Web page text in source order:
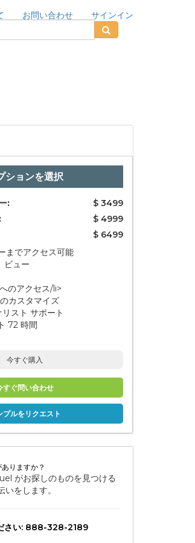
お問い合わせ サインイン
ションを選択
:
$ 3499
$ 4999
$ 6499
までアクセス可能
ビュー
のアクセス/li>
カスタマイズ
スト サポート
72 時間
今すぐ購入
すぐ問い合わせ
プルをリクエスト
りますか？
がお探しのものを見つける
いをします。
さい: 888-328-2189